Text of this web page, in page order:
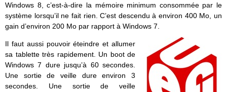
Windows 8, c’est-à-dire la mémoire minimum consommée par le
système lorsqu’il ne fait rien. C’est descendu à environ 400 Mo, un
gain d’environ 200 Mo par rapport à Windows 7.
Il faut aussi pouvoir éteindre et allumer
sa tablette très rapidement. Un boot de
Windows 7 dure jusqu’à 60 secondes.
Une sortie de veille dure environ 3
secondes. Une sortie de veille